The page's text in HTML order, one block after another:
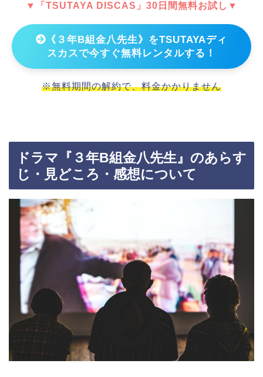
▼「TSUTAYA DISCAS」30日間無料お試し▼
《３年B組金八先生》をTSUTAYAディ
スカスで今すぐ無料レンタルする！
※無料期間の解約で、料金かかりません
ドラマ『３年B組金八先生』のあらす
じ・見どころ・感想について